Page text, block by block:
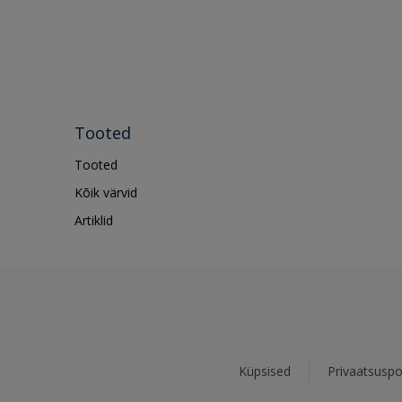
Tooted
Tooted
Kõik värvid
Artiklid
Küpsised